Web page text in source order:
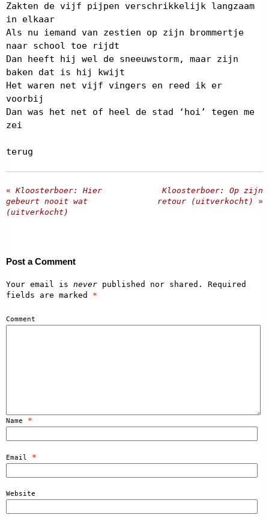
Zakten de vijf pijpen verschrikkelijk langzaam
in elkaar
Als nu iemand van zestien op zijn brommertje
naar school toe rijdt
Dan heeft hij wel de sneeuwstorm, maar zijn
baken dat is hij kwijt
Het waren net vijf vingers en reed ik er
voorbij
Dan was het net of heel de stad ‘hoi’ tegen me
zei
terug
« Kloosterboer: Hier
gebeurt nooit wat
(uitverkocht)
Kloosterboer: Op zijn
retour (uitverkocht) »
Post a Comment
Your email is never published nor shared. Required
fields are marked *
Comment
Name *
Email *
Website